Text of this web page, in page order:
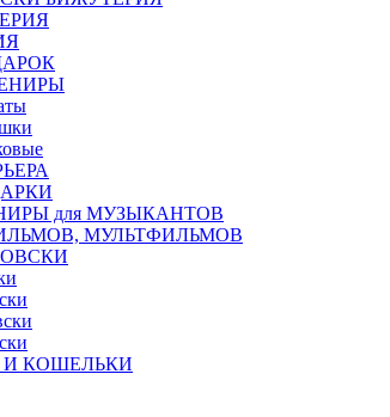
для МУЗЫКАНТОВ
МУЛЬТФИЛЬМОВ
КОШЕЛЬКИ